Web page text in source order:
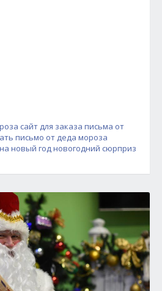
сайт для заказа письма от
письмо от деда мороза
новый годновогодний сюрприз